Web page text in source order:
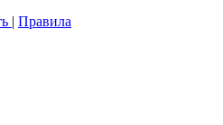
| Правила